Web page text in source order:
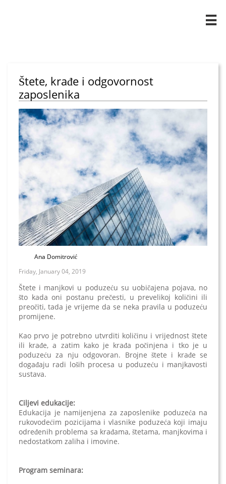

Štete, krađe i odgovornost
zaposlenika
Ana Domitrović
Friday, January 04, 2019
Štete i manjkovi u poduzeću su uobičajena pojava, no
što kada oni postanu prečesti, u prevelikoj količini ili
preočiti, tada je vrijeme da se neka pravila u poduzeću
promijene.
Kao prvo je potrebno utvrditi količinu i vrijednost štete
ili krađe, a zatim kako je krađa počinjena i tko je u
poduzeću za nju odgovoran. Brojne štete i krađe se
događaju radi loših procesa u poduzeću i manjkavosti
sustava.
Ciljevi edukacije:
Edukacija je namijenjena za zaposlenike poduzeća na
rukovodećim pozicijama i vlasnike poduzeća koji imaju
određenih problema sa krađama, štetama, manjkovima i
nedostatkom zaliha i imovine.
Program seminara: